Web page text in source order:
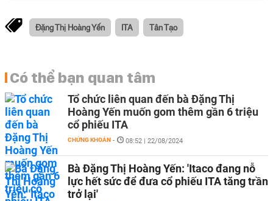
Đặng Thị Hoàng Yến ITA Tân Tạo
Có thể bạn quan tâm
Tổ chức liên quan đến bà Đặng Thị
Hoàng Yến muốn gom thêm gần 6 triệu
cổ phiếu ITA
CHỨNG KHOÁN - 08:52 | 22/08/2024
Bà Đặng Thị Hoàng Yến: 'Itaco đang nỗ
lực hết sức để đưa cổ phiếu ITA tăng trần
trở lại'